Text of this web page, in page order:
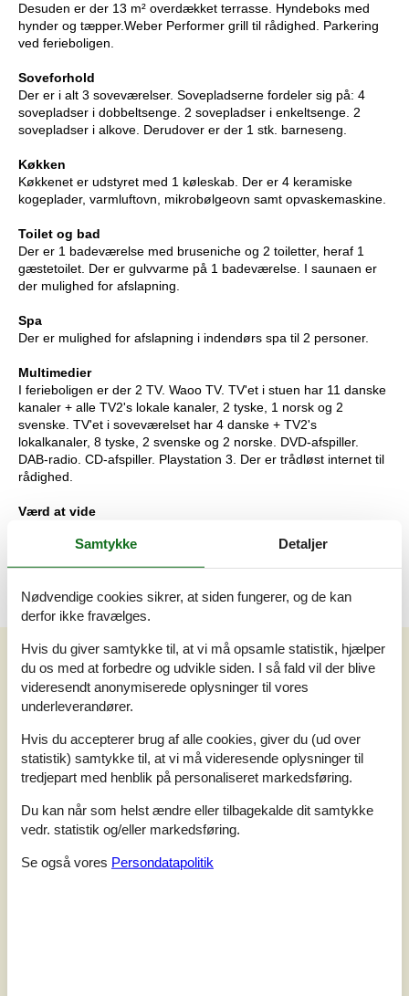
Desuden er der 13 m² overdækket terrasse. Hyndeboks med
hynder og tæpper.Weber Performer grill til rådighed. Parkering
ved ferieboligen.
Soveforhold
Der er i alt 3 soveværelser. Sovepladserne fordeler sig på: 4
sovepladser i dobbeltsenge. 2 sovepladser i enkeltsenge. 2
sovepladser i alkove. Derudover er der 1 stk. barneseng.
Køkken
Køkkenet er udstyret med 1 køleskab. Der er 4 keramiske
kogeplader, varmluftovn, mikrobølgeovn samt opvaskemaskine.
Toilet og bad
Der er 1 badeværelse med bruseniche og 2 toiletter, heraf 1
gæstetoilet. Der er gulvvarme på 1 badeværelse. I saunaen er
der mulighed for afslapning.
Spa
Der er mulighed for afslapning i indendørs spa til 2 personer.
Multimedier
I ferieboligen er der 2 TV. Waoo TV. TV'et i stuen har 11 danske
kanaler + alle TV2's lokale kanaler, 2 tyske, 1 norsk og 2
svenske. TV'et i soveværelset har 4 danske + TV2's
lokalkanaler, 8 tyske, 2 svenske og 2 norske. DVD-afspiller.
DAB-radio. CD-afspiller. Playstation 3. Der er trådløst internet til
rådighed.
Værd at vide
Rygning ikke tilladt. Ved overtrædelse af forbuddet opkræves et
gebyr på minimum DKK 3.000,-. Huset er ikke handicapegnet.
Vores gæsteanmeldelser
Vores gæsteanmeldelserEksterne anmeldelser
4,3 Baseret på4vurderinger
Sidste vurdering fra d. 19-04-2026
4
2
Samtykke Detaljer
Nødvendige cookies sikrer, at siden fungerer, og de kan
derfor ikke fravælges.
Hvis du giver samtykke til, at vi må opsamle statistik, hjælper
du os med at forbedre og udvikle siden. I så fald vil der blive
videresendt anonymiserede oplysninger til vores
underleverandører.
Hvis du accepterer brug af alle cookies, giver du (ud over
statistik) samtykke til, at vi må videresende oplysninger til
tredjepart med henblik på personaliseret markedsføring.
Du kan når som helst ændre eller tilbagekalde dit samtykke
vedr. statistik og/eller markedsføring.
Se også vores Persondatapolitik